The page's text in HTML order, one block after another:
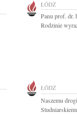
ŁÓDŹ
Panu prof. dr.
Rodzinie
ŁÓDŹ
Naszemu